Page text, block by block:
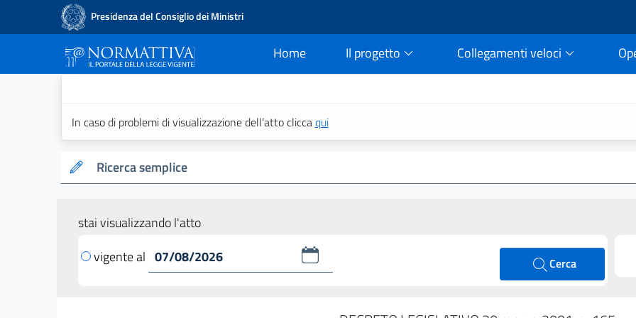
Presidenza del Consiglio dei Ministri
Home
current Il progetto Collegamenti veloci
In caso di problemi di visualizzazione dell’atto cliccaqui
Ricerca semplice
stai visualizzando l'atto
vigente al
Cerca